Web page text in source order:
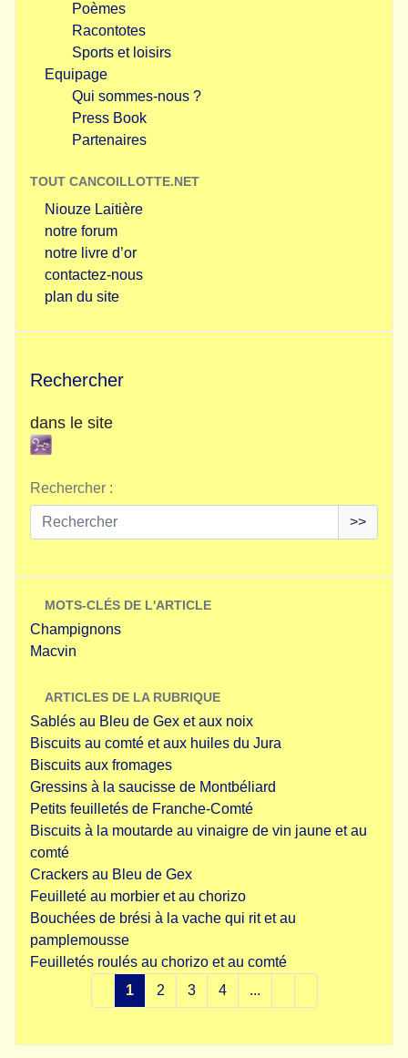
Poèmes
Racontotes
Sports et loisirs
Equipage
Qui sommes-nous ?
Press Book
Partenaires
TOUT CANCOILLOTTE.NET
Niouze Laitière
notre forum
notre livre d’or
contactez-nous
plan du site
Rechercher
dans le site
Rechercher :
>>
MOTS-CLÉS DE L'ARTICLE
Champignons
Macvin
ARTICLES DE LA RUBRIQUE
Sablés au Bleu de Gex et aux noix
Biscuits au comté et aux huiles du Jura
Biscuits aux fromages
Gressins à la saucisse de Montbéliard
Petits feuilletés de Franche-Comté
Biscuits à la moutarde au vinaigre de vin jaune et au
comté
Crackers au Bleu de Gex
Feuilleté au morbier et au chorizo
Bouchées de brési à la vache qui rit et au
pamplemousse
Feuilletés roulés au chorizo et au comté
1
2 3 4 ...